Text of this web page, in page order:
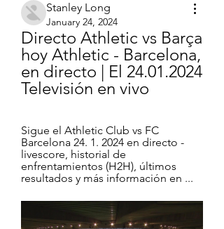
Stanley Long
January 24, 2024
Directo Athletic vs Barça
hoy Athletic - Barcelona,
en directo | El 24.01.2024
Televisión en vivo
Sigue el Athletic Club vs FC
Barcelona 24. 1. 2024 en directo -
livescore, historial de
enfrentamientos (H2H), últimos
resultados y más información en ...